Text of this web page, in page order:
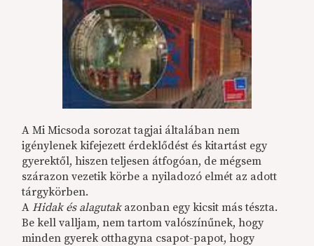
A Mi Micsoda sorozat tagjai általában nem
igénylenek kifejezett érdeklődést és kitartást egy
gyerektől, hiszen teljesen átfogóan, de mégsem
szárazon vezetik körbe a nyiladozó elmét az adott
tárgykörben.
AHidak és alagutakazonban egy kicsit más tészta.
Be kell valljam, nem tartom valószínűnek, hogy
minden gyerek otthagyna csapot-papot, hogy